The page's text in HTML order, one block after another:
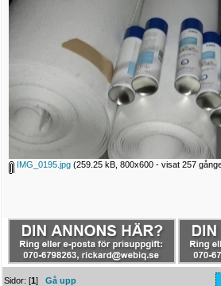
IMG_0195.jpg (259.25 kB, 800x600 - visat 257
Sidor: [1]Gå upp